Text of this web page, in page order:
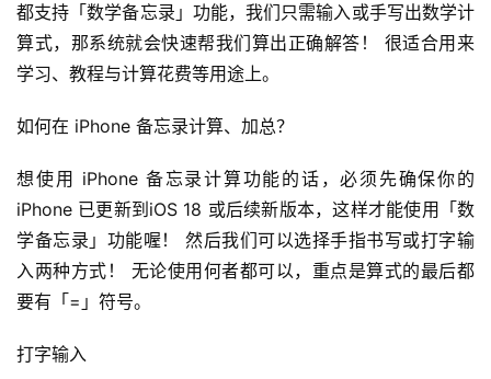
都支持「数学备忘录」功能，我们只需输入或手写出数学计
算式，那系统就会快速帮我们算出正确解答！ 很适合用来
学习、教程与计算花费等用途上。
如何在 iPhone 备忘录计算、加总？
想使用 iPhone 备忘录计算功能的话，必须先确保你的
iPhone 已更新到iOS 18 或后续新版本，这样才能使用「数
学备忘录」功能喔！ 然后我们可以选择手指书写或打字输
入两种方式！ 无论使用何者都可以，重点是算式的最后都
要有「=」符号。
打字输入